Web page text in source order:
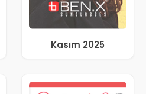
Kasım 2025